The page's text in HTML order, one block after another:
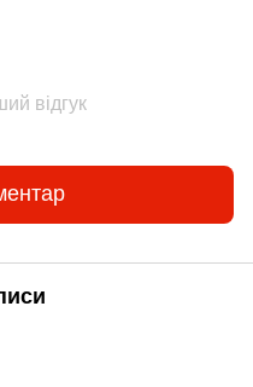
відгук